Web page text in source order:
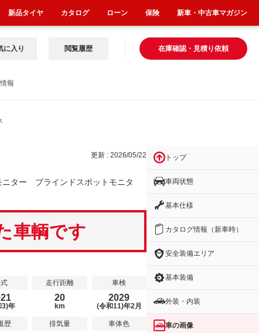
報
在庫確認・見積り依頼
に入り 閲覧履歴
更新 : 2026/05/22
ター ブラインドスポットモニタ
車輌です
3)年
走行距離
20
km
車検
2029
(令和11)年2月
歴 排気量 車体色
トップ
車両状態
基本仕様
カタログ情報（新車時）
安全装備エリア
基本装備
外装・内装
車の画像
新品タイヤ カタログ ローン 保険 新車・中古車マガジン